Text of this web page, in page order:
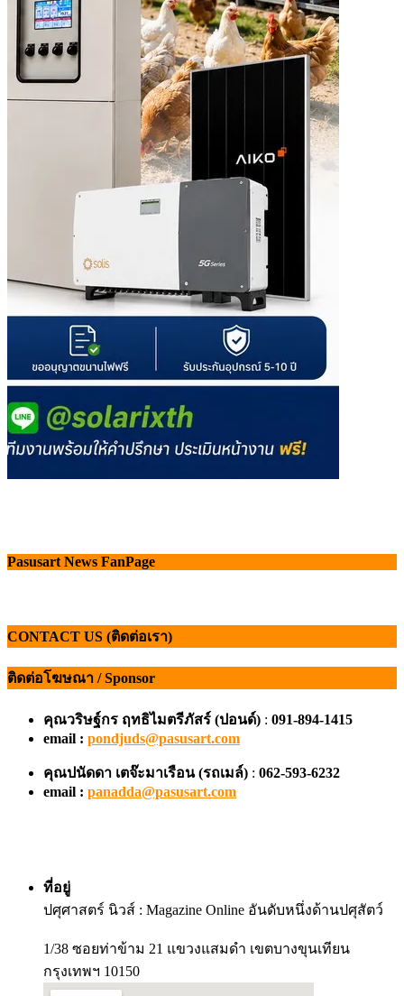
Pasusart News FanPage
CONTACT US (ติดต่อเรา)
ติดต่อโฆษณา / Sponsor
คุณวริษฐ์กร ฤทธิไมตรีภัสร์ (ปอนด์) : 091-894-1415
email : pondjuds@pasusart.com
คุณปนัดดา เตจ๊ะมาเรือน (รถเมล์) : 062-593-6232
email : panadda@pasusart.com
ที่อยู่
ปศุศาสตร์ นิวส์ : Magazine Online อันดับหนึ่งด้านปศุสัตว์
1/38 ซอยท่าข้าม 21 แขวงแสมดำ เขตบางขุนเทียน
กรุงเทพฯ 10150